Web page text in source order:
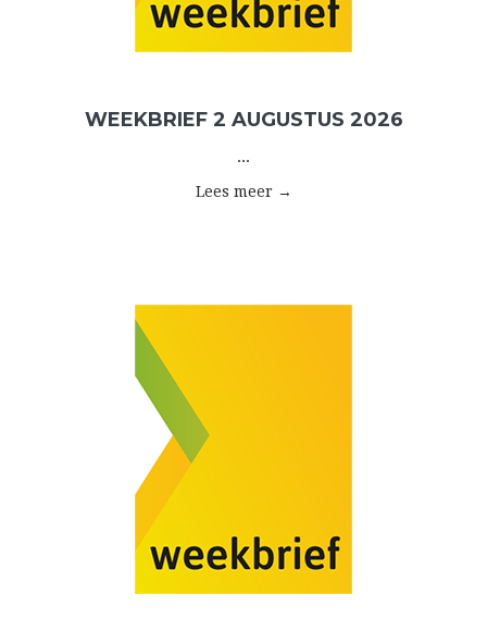
WEEKBRIEF 2 AUGUSTUS 2026
...
Lees meer →